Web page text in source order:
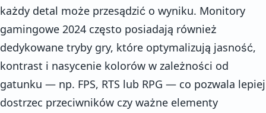
każdy detal może przesądzić o wyniku. Monitory
gamingowe 2024 często posiadają również
dedykowane tryby gry, które optymalizują jasność,
kontrast i nasycenie kolorów w zależności od
gatunku — np. FPS, RTS lub RPG — co pozwala lepiej
dostrzec przeciwników czy ważne elementy